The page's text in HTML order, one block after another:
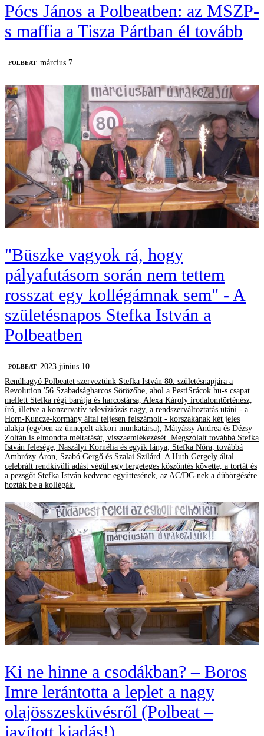
Pócs János a Polbeatben: az MSZP-
s maffia a Tisza Pártban él tovább
‎POLBEAT március 7.
"Büszke vagyok rá, hogy
pályafutásom során nem tettem
rosszat egy kollégámnak sem" - A
születésnapos Stefka István a
Polbeatben
‎POLBEAT
2023 június 10.
Rendhagyó Polbeatet szerveztünk Stefka István 80. születésnapjára a
Revolution '56 Szabadságharcos Sörözőbe, ahol a PestiSrácok.hu-s csapat
mellett Stefka régi barátja és harcostársa, Alexa Károly irodalomtörténész,
író, illetve a konzervatív televíziózás nagy, a rendszerváltoztatás utáni - a
Horn-Kuncze-kormány által teljesen felszámolt - korszakának két jeles
alakja (egyben az ünnepelt akkori munkatársa), Mátyássy Andrea és Dézsy
Zoltán is elmondta méltatását, visszaemlékezését. Megszólalt továbbá Stefka
István felesége, Naszályi Kornélia és egyik lánya, Stefka Nóra, továbbá
Ambrózy Áron, Szabó Gergő és Szalai Szilárd. A Huth Gergely által
celebrált rendkívüli adást végül egy fergeteges köszöntés követte, a tortát és
a pezsgőt Stefka István kedvenc együttesének, az AC/DC-nek a dübörgésére
hozták be a kollégák.
Ki ne hinne a csodákban? – Boros
Imre lerántotta a leplet a nagy
olajösszesküvésről (Polbeat –
javított kiadás!)